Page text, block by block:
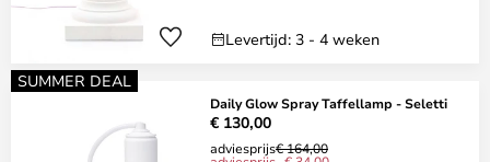
Levertijd: 3 - 4 weken
SUMMER DEAL
Daily Glow Spray Taffellamp - Seletti
€ 130,00
adviesprijs€ 164,00